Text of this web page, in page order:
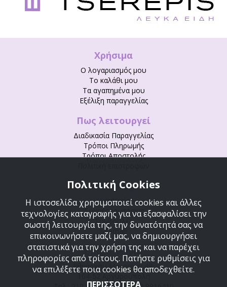
Χρήσιμα
Ο λογαριασμός μου
Το καλάθι μου
Τα αγαπημένα μου
Εξέλιξη παραγγελίας
Πως λειτουργεί
Διαδικασία Παραγγελίας
Τρόποι Πληρωμής
Τρόποι Αποστολής
Tserepis.gr
Η εταιρεία
Συχνές ερωτήσεις
Συμβουλές
Sitemap
Επικοινωνία
Εθνάρχου Μακαρίου 48,
Πολιτική Cookies
Η ιστοσελίδα χρησιμοποιεί cookies και άλλες
τεχνολογίες καταγραφής για να εξασφαλίσει την
σωστή λειτουργία της, την δυνατότητά σας να
επικοινωνήσετε μαζί μας, να δημιουργήσει
στατιστικά για την χρήση της και να παρέχει
πληροφορίες από τρίτους. Πατήστε ρυθμίσεις για
να επιλέξετε ποια cookies θα αποδεχθείτε.
ΠΕΡΙΣΣΟΤΕΡΑ